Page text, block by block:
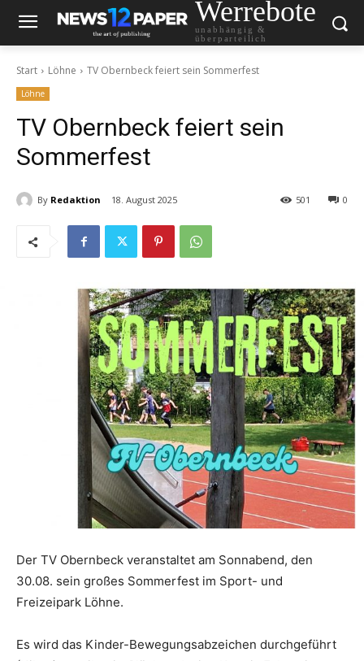
Werrebote
unabhängig &
überparteilich
Start Löhne TV Obernbeck feiert sein Sommerfest
Löhne
TV Obernbeck feiert sein
Sommerfest
By Redaktion 18. August 2025 0
501
Der TV Obernbeck veranstaltet am Sonnabend, den
30.08. sein großes Sommerfest im Sport- und
Freizeipark Löhne.
Es wird das Kinder-Bewegungsabzeichen durchgeführt